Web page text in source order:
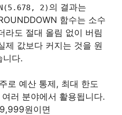
2) 의 결과는
함수는 소수
라도 절대 올림 없이 버림
제 값보다 커지는 것을 원
니다.
로 예산 통제, 최대 한도
러 분야에서 활용됩니다.
원이면